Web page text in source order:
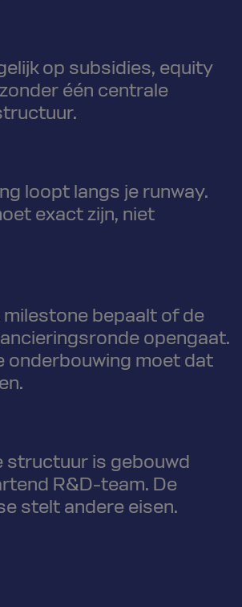
op subsidies, equity
één centrale
loopt langs je runway.
exact zijn, niet
bepaalt of de
opengaat.
onderbouwing moet dat
structuur is gebouwd
R&D-team. De
stelt andere eisen.